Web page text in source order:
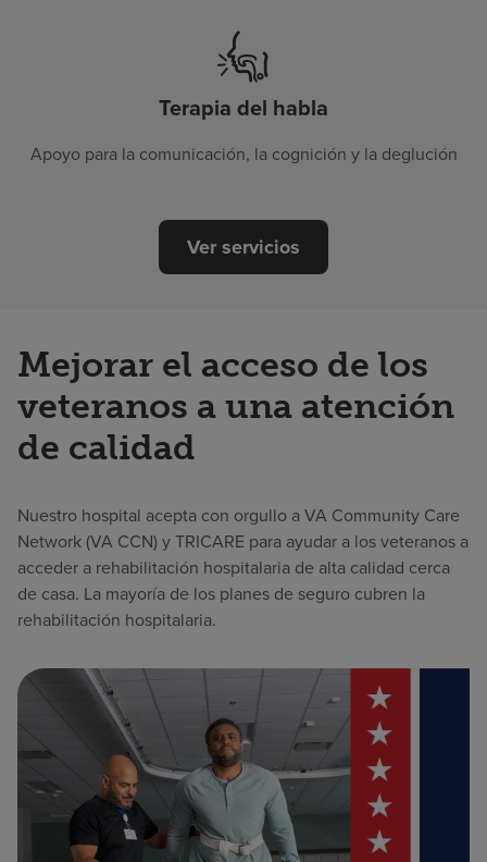
Terapia del habla
Apoyo para la comunicación, la cognición y la deglución
Ver servicios
Mejorar el acceso de los
veteranos a una atención
de calidad
Nuestro hospital acepta con orgullo a VA Community Care
Network (VA CCN) y TRICARE para ayudar a los veteranos a
acceder a rehabilitación hospitalaria de alta calidad cerca
de casa. La mayoría de los planes de seguro cubren la
rehabilitación hospitalaria.